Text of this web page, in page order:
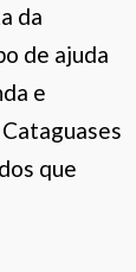
da
de ajuda
e
que